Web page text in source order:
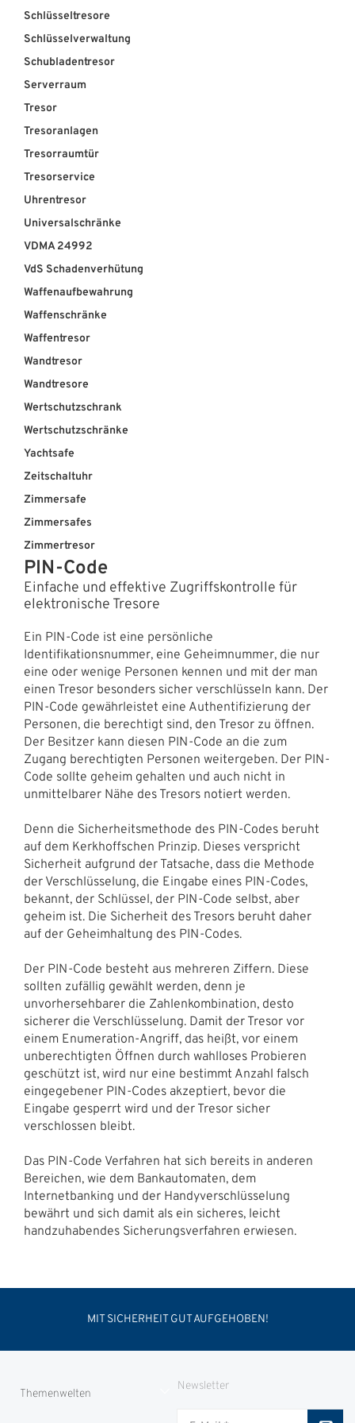
Schlüsseltresore
Schlüsselverwaltung
Schubladentresor
Serverraum
Tresor
Tresoranlagen
Tresorraumtür
Tresorservice
Uhrentresor
Universalschränke
VDMA 24992
VdS Schadenverhütung
Waffenaufbewahrung
Waffenschränke
Waffentresor
Wandtresor
Wandtresore
Wertschutzschrank
Wertschutzschränke
Yachtsafe
Zeitschaltuhr
Zimmersafe
Zimmersafes
Zimmertresor
PIN-Code
Einfache und effektive Zugriffskontrolle für
elektronische Tresore
Ein PIN-Code ist eine persönliche
Identifikationsnummer, eine Geheimnummer, die nur
eine oder wenige Personen kennen und mit der man
einen Tresor besonders sicher verschlüsseln kann. Der
PIN-Code gewährleistet eine Authentifizierung der
Personen, die berechtigt sind, den Tresor zu öffnen.
Der Besitzer kann diesen PIN-Code an die zum
Zugang berechtigten Personen weitergeben. Der PIN-
Code sollte geheim gehalten und auch nicht in
unmittelbarer Nähe des Tresors notiert werden.
Denn die Sicherheitsmethode des PIN-Codes beruht
auf dem Kerkhoffschen Prinzip. Dieses verspricht
Sicherheit aufgrund der Tatsache, dass die Methode
der Verschlüsselung, die Eingabe eines PIN-Codes,
bekannt, der Schlüssel, der PIN-Code selbst, aber
geheim ist. Die Sicherheit des Tresors beruht daher
auf der Geheimhaltung des PIN-Codes.
Der PIN-Code besteht aus mehreren Ziffern. Diese
sollten zufällig gewählt werden, denn je
unvorhersehbarer die Zahlenkombination, desto
sicherer die Verschlüsselung. Damit der Tresor vor
einem Enumeration-Angriff, das heißt, vor einem
unberechtigten Öffnen durch wahlloses Probieren
geschützt ist, wird nur eine bestimmt Anzahl falsch
eingegebener PIN-Codes akzeptiert, bevor die
Eingabe gesperrt wird und der Tresor sicher
verschlossen bleibt.
Das PIN-Code Verfahren hat sich bereits in anderen
Bereichen, wie dem Bankautomaten, dem
Internetbanking und der Handyverschlüsselung
bewährt und sich damit als ein sicheres, leicht
handzuhabendes Sicherungsverfahren erwiesen.
MIT SICHERHEIT GUT AUFGEHOBEN!
Themenwelten
Newsletter